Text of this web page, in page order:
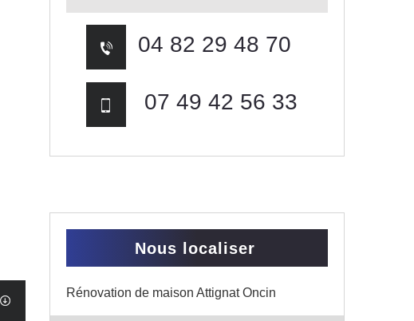
04 82 29 48 70
07 49 42 56 33
Nous localiser
Rénovation de maison Attignat Oncin